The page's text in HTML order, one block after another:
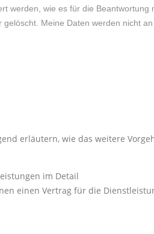
werden, wie es für die
gelöscht. Meine Daten werden nicht
erläutern, wie das weitere
im Detail
einen Vertrag für die